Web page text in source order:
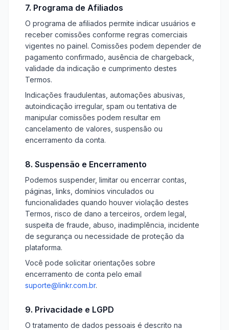
7. Programa de Afiliados
O programa de afiliados permite indicar usuários e
receber comissões conforme regras comerciais
vigentes no painel. Comissões podem depender de
pagamento confirmado, ausência de chargeback,
validade da indicação e cumprimento destes
Termos.
Indicações fraudulentas, automações abusivas,
autoindicação irregular, spam ou tentativa de
manipular comissões podem resultar em
cancelamento de valores, suspensão ou
encerramento da conta.
8. Suspensão e Encerramento
Podemos suspender, limitar ou encerrar contas,
páginas, links, domínios vinculados ou
funcionalidades quando houver violação destes
Termos, risco de dano a terceiros, ordem legal,
suspeita de fraude, abuso, inadimplência, incidente
de segurança ou necessidade de proteção da
plataforma.
Você pode solicitar orientações sobre
encerramento de conta pelo email
suporte@linkr.com.br.
9. Privacidade e LGPD
O tratamento de dados pessoais é descrito na